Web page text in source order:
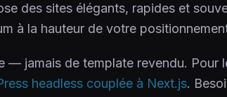
des sites élégants, rapides et
à la hauteur de votre
— jamais de template revendu. Pour
headless couplée à Next.js.